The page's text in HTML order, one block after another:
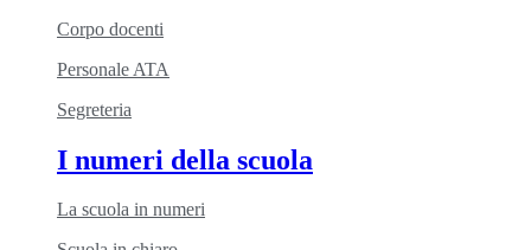
Corpo docenti
Personale ATA
Segreteria
I numeri della scuola
La scuola in numeri